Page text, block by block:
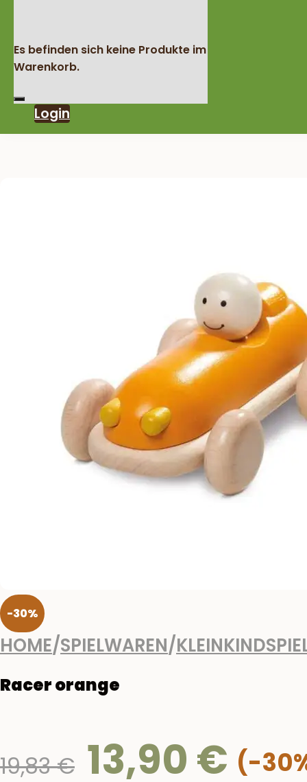
Es befinden sich keine Produkte im
Warenkorb.
Login
-30%
HOME/SPIELWAREN/
Racer orange
19,83€ Ursprünglicher
Preis
13,90 €